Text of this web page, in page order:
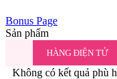
Bonus Page
Sản phẩm
HÀNG ĐIỆN TỬ
Không có kết quả phù